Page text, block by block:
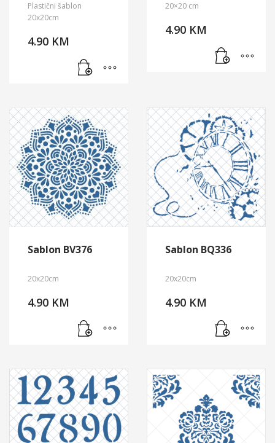
Plastični šablon
20x20cm
4.90 KM
20×20 cm
4.90 KM
Sablon BV376
20x20cm
4.90 KM
Sablon BQ336
20x20cm
4.90 KM